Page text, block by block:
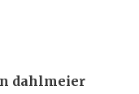
dahlmeier